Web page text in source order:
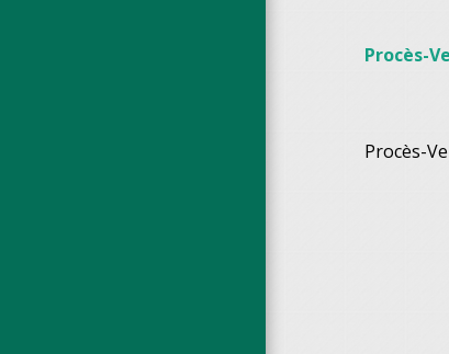
Procès-
Procès-